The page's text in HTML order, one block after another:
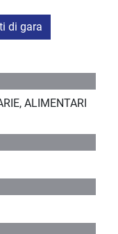
di gara
ALIMENTARI